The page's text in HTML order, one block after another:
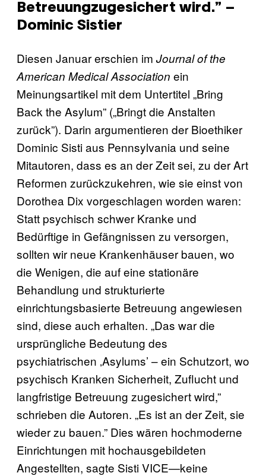
Betreuungzugesichert wird.” –
Dominic Sistier
Diesen Januar erschien im Journalof the
American Medical Association ein
Meinungsartikel mit dem Untertitel „Bring
Back the Asylum” („Bringt die Anstalten
zurück”). Darin argumentieren der Bioethiker
Dominic Sisti aus Pennsylvania und seine
Mitautoren, dass es an der Zeit sei, zu der Art
Reformen zurückzukehren, wie sie einst von
Dorothea Dix vorgeschlagen worden waren:
Statt psychisch schwer Kranke und
Bedürftige in Gefängnissen zu versorgen,
sollten wir neue Krankenhäuser bauen, wo
die Wenigen, die auf eine stationäre
Behandlung und strukturierte
einrichtungsbasierte Betreuung angewiesen
sind, diese auch erhalten. „Das war die
ursprüngliche Bedeutung des
psychiatrischen ‚Asylums’ – ein Schutzort, wo
psychisch Kranken Sicherheit, Zuflucht und
langfristige Betreuung zugesichert wird,”
schrieben die Autoren. „Es ist an der Zeit, sie
wieder zu bauen.” Dies wären hochmoderne
Einrichtungen mit hochausgebildeten
Angestellten, sagte Sisti VICE—keine